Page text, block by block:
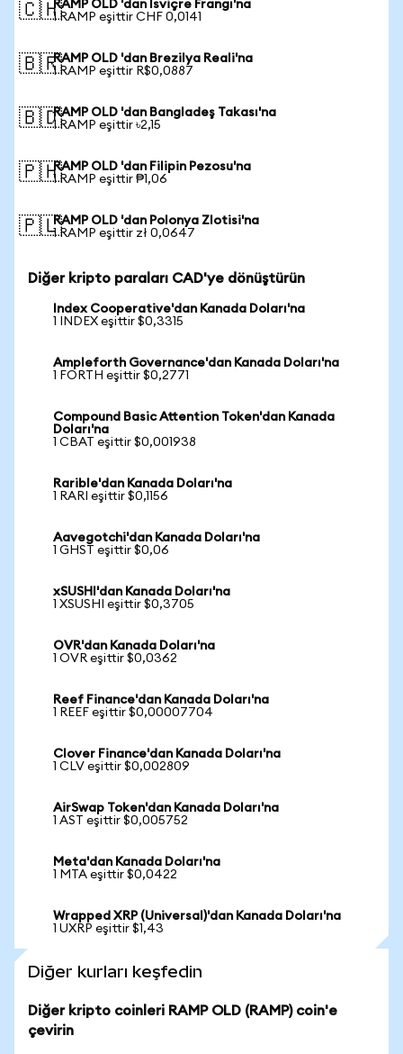
🇨🇭RAMP OLD 'dan İsviçre Frangı'na
1 RAMP eşittir CHF 0,0141
🇧🇷RAMP OLD 'dan Brezilya Reali'na
1 RAMP eşittir R$0,0887
🇧🇩RAMP OLD 'dan Bangladeş Takası'na
1 RAMP eşittir ৳2,15
🇵🇭RAMP OLD 'dan Filipin Pezosu'na
1 RAMP eşittir ₱1,06
🇵🇱RAMP OLD 'dan Polonya Zlotisi'na
1 RAMP eşittir zł 0,0647
Diğer kripto paraları CAD'ye dönüştürün
Index Cooperative'dan Kanada Doları'na
1 INDEX eşittir $0,3315
Ampleforth Governance'dan Kanada Doları'na
1 FORTH eşittir $0,2771
Compound Basic Attention Token'dan Kanada
Doları'na
1 CBAT eşittir $0,001938
Rarible'dan Kanada Doları'na
1 RARI eşittir $0,1156
Aavegotchi'dan Kanada Doları'na
1 GHST eşittir $0,06
xSUSHI'dan Kanada Doları'na
1 XSUSHI eşittir $0,3705
OVR'dan Kanada Doları'na
1 OVR eşittir $0,0362
Reef Finance'dan Kanada Doları'na
1 REEF eşittir $0,00007704
Clover Finance'dan Kanada Doları'na
1 CLV eşittir $0,002809
AirSwap Token'dan Kanada Doları'na
1 AST eşittir $0,005752
Meta'dan Kanada Doları'na
1 MTA eşittir $0,0422
Wrapped XRP (Universal)'dan Kanada Doları'na
1 UXRP eşittir $1,43
Diğer kurları keşfedin
Diğer kripto coinleri RAMP OLD (RAMP) coin'e
çevirin